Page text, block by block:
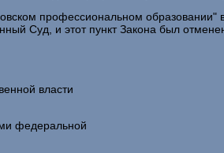
профессиональном образовании"
Суд, и этот пункт Закона был
власти
федеральной